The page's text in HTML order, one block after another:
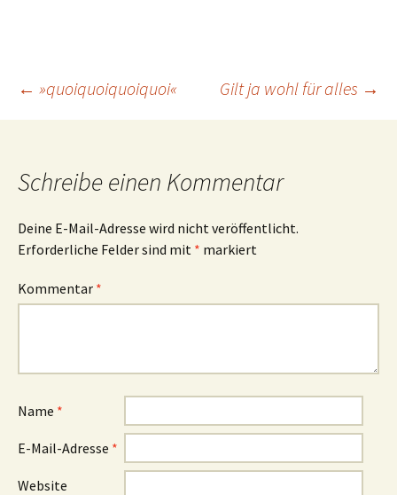
Beitrags-
← »quoiquoiquoiquoi« Gilt ja wohl für alles →
Schreibe einen Kommentar
Deine E-Mail-Adresse wird nicht veröffentlicht.
Erforderliche Felder sind mit * markiert
Kommentar *
Name *
E-Mail-Adresse *
Website